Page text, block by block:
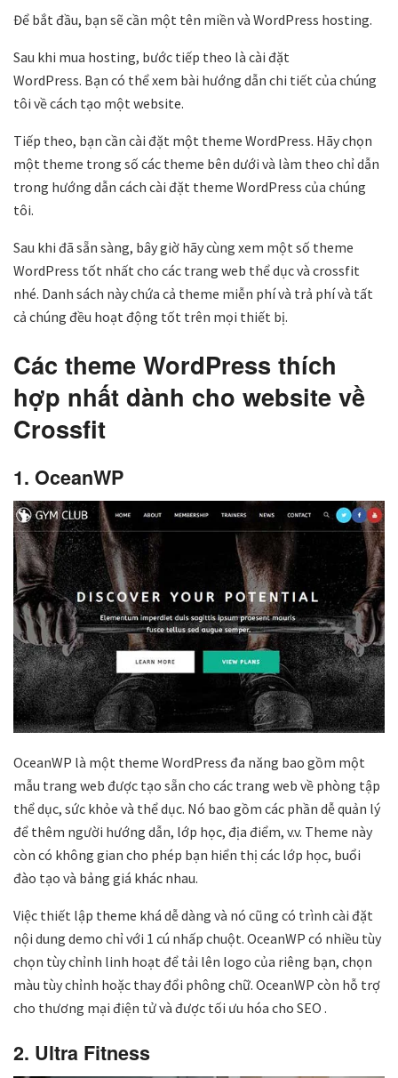
Để bắt đầu, bạn sẽ cần một tên miền và WordPress hosting.
Sau khi mua hosting, bước tiếp theo là cài đặt
WordPress. Bạn có thể xem bài hướng dẫn chi tiết của chúng
tôi về cách tạo một website.
Tiếp theo, bạn cần cài đặt một theme WordPress. Hãy chọn
một theme trong số các theme bên dưới và làm theo chỉ dẫn
trong hướng dẫn cách cài đặt theme WordPress của chúng
tôi.
Sau khi đã sẵn sàng, bây giờ hãy cùng xem một số theme
WordPress tốt nhất cho các trang web thể dục và crossfit
nhé. Danh sách này chứa cả theme miễn phí và trả phí và tất
cả chúng đều hoạt động tốt trên mọi thiết bị.
Các theme WordPress thích
hợp nhất dành cho website về
Crossfit
1. OceanWP
OceanWP là một theme WordPress đa năng bao gồm một
mẫu trang web được tạo sẵn cho các trang web về phòng tập
thể dục, sức khỏe và thể dục. Nó bao gồm các phần dễ quản lý
để thêm người hướng dẫn, lớp học, địa điểm, v.v. Theme này
còn có không gian cho phép bạn hiển thị các lớp học, buổi
đào tạo và bảng giá khác nhau.
Việc thiết lập theme khá dễ dàng và nó cũng có trình cài đặt
nội dung demo chỉ với 1 cú nhấp chuột. OceanWP có nhiều tùy
chọn tùy chỉnh linh hoạt để tải lên logo của riêng bạn, chọn
màu tùy chỉnh hoặc thay đổi phông chữ. OceanWP còn hỗ trợ
cho thương mại điện tử và được tối ưu hóa cho SEO .
2. Ultra Fitness